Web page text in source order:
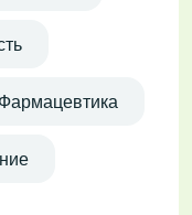
Фармацевтика